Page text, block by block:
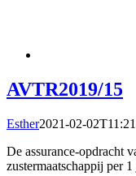
AVTR2019/15
Esther2021-02-
De assurance-opdracht
zustermaatschappij per